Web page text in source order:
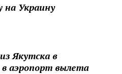
Украину
Якутска в
в аэропорт вылета